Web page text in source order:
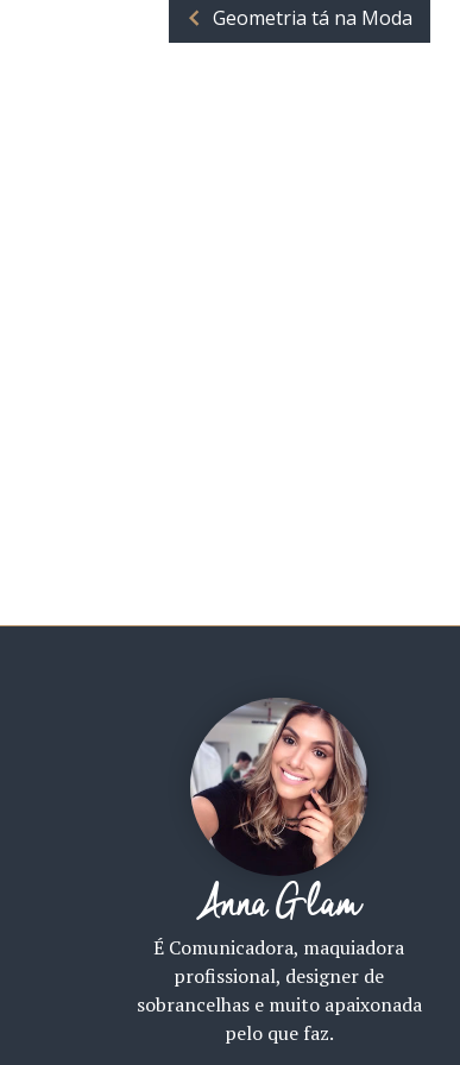
Geometria tá na Moda
Anna Glam
É Comunicadora, maquiadora
profissional, designer de
sobrancelhas e muito apaixonada
pelo que faz.